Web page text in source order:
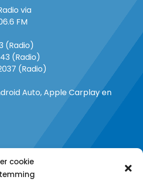
cookie
via
FM
(Radio)
(Radio)
(Radio)
Auto, Apple Carplay en